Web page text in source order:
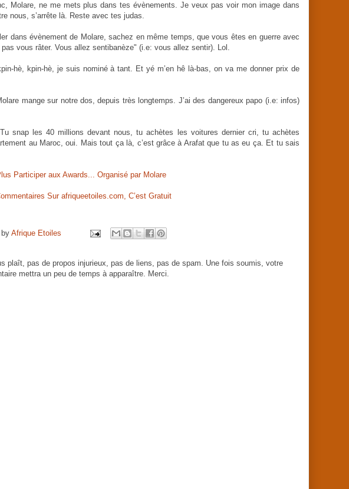
Molare, ne me mets plus dans tes évènements. Je veux pas voir mon image dans
nous, s’arrête là. Reste avec tes judas.
dans évènement de Molare, sachez en même temps, que vous êtes en guerre avec
vous râter. Vous allez sentibanèze" (i.e: vous allez sentir). Lol.
hè, kpin-hè, je suis nominé à tant. Et yé m’en hê là-bas, on va me donner prix de
mange sur notre dos, depuis très longtemps. J’ai des dangereux papo (i.e: infos)
snap les 40 millions devant nous, tu achètes les voitures dernier cri, tu achètes
au Maroc, oui. Mais tout ça là, c’est grâce à Arafat que tu as eu ça. Et tu sais
Participer aux Awards... Organisé par Molare
Sur afriqueetoiles.com, C’est Gratuit
Afrique Etoiles
plaît, pas de propos injurieux, pas de liens, pas de spam. Une fois soumis, votre
mettra un peu de temps à apparaître. Merci.